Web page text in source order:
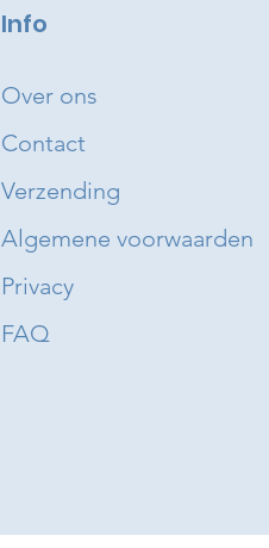
Info
Over ons
Contact
Verzending
Algemene voorwaarden
Privacy
FAQ